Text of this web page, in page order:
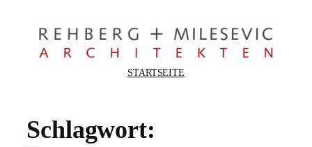
springen
STARTSEITE
Schlagwort: